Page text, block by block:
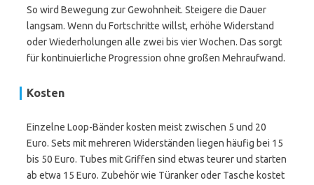
So wird Bewegung zur Gewohnheit. Steigere die Dauer
langsam. Wenn du Fortschritte willst, erhöhe Widerstand
oder Wiederholungen alle zwei bis vier Wochen. Das sorgt
für kontinuierliche Progression ohne großen Mehraufwand.
Kosten
Einzelne Loop-Bänder kosten meist zwischen 5 und 20
Euro. Sets mit mehreren Widerständen liegen häufig bei 15
bis 50 Euro. Tubes mit Griffen sind etwas teurer und starten
ab etwa 15 Euro. Zubehör wie Türanker oder Tasche kostet